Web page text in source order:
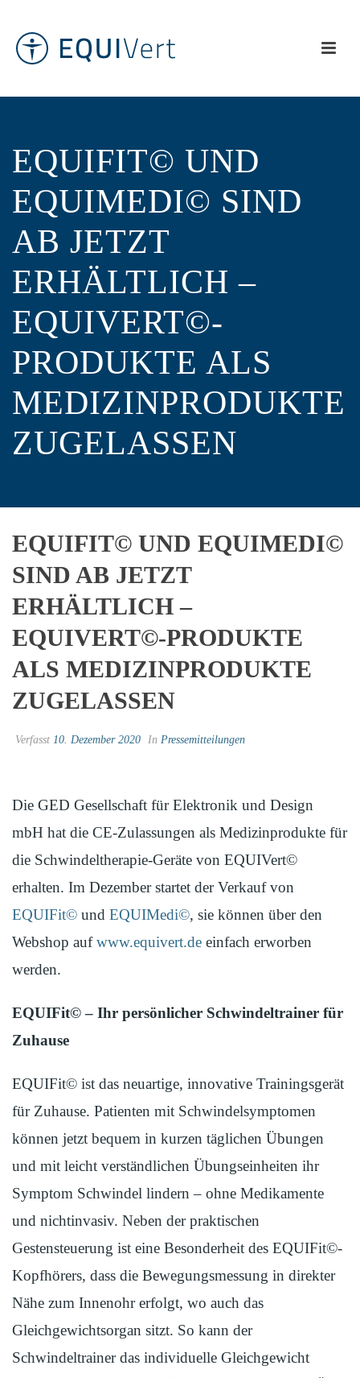
EQUIFIT© UND
EQUIMEDI© SIND
AB JETZT
ERHÄLTLICH –
EQUIVERT©-
PRODUKTE ALS
MEDIZINPRODUKTE
ZUGELASSEN
EQUIFIT© UND EQUIMEDI©
SIND AB JETZT
ERHÄLTLICH –
EQUIVERT©-PRODUKTE
ALS MEDIZINPRODUKTE
ZUGELASSEN
Verfasst 10. Dezember 2020 In Pressemitteilungen
Die GED Gesellschaft für Elektronik und Design
mbH hat die CE-Zulassungen als Medizinprodukte für
die Schwindeltherapie-Geräte von EQUIVert©
erhalten. Im Dezember startet der Verkauf von
EQUIFit© und EQUIMedi©, sie können über den
Webshop aufwww.equivert.de einfach erworben
werden.
EQUIFit© – Ihr persönlicher Schwindeltrainer für
Zuhause
EQUIFit© ist das neuartige, innovative Trainingsgerät
für Zuhause. Patienten mit Schwindelsymptomen
können jetzt bequem in kurzen täglichen Übungen
und mit leicht verständlichen Übungseinheiten ihr
Symptom Schwindel lindern – ohne Medikamente
und nichtinvasiv. Neben der praktischen
Gestensteuerung ist eine Besonderheit des EQUIFit©-
Kopfhörers, dass die Bewegungsmessung in direkter
Nähe zum Innenohr erfolgt, wo auch das
Gleichgewichtsorgan sitzt. So kann der
Schwindeltrainer das individuelle Gleichgewicht